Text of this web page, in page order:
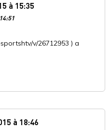
à 15:35
v/26712953 ) a
à 18:46